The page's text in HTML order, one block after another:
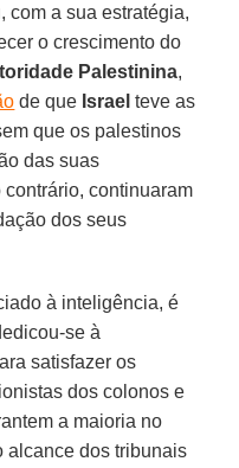
, com a sua estratégia,
o crescimento do
Palestinina,
de que Israel teve as
que os palestinos
das suas
continuaram
dos seus
à inteligência, é
se à
satisfazer os
dos colonos e
a maioria no
alcance dos tribunais